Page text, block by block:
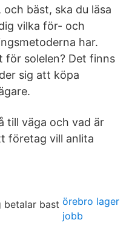
bäst, ska du läsa
vilka för- och
har.
för solelen? Det finns
sig att köpa
till väga och vad är
företag vill anlita
örebro lager
jobb